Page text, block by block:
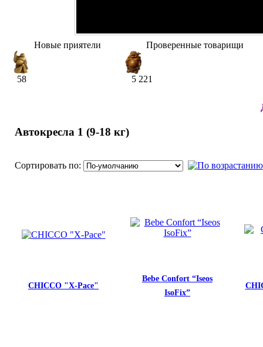
Новые приятели
58
Проверенные товарищи
5 221
Автокресла 1 (9-18 кг)
Сортировать по:
CHICCO "X-Pace"
Bebe Confort “Iseos
IsoFix”